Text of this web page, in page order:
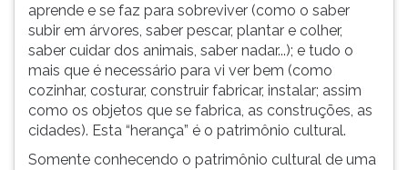
aprende e se faz para sobreviver (como o saber
subir em árvores, saber pescar, plantar e colher,
saber cuidar dos animais, saber na­dar...); e tudo o
mais que é necessário para vi ver bem (como
cozinhar, costurar, construir fabricar, instalar; assim
como os objetos que se fabrica, as construções, as
cidades). Esta “herança” é o patrimônio cultural.
Somente conhecendo o patrimônio cultu­ral de uma